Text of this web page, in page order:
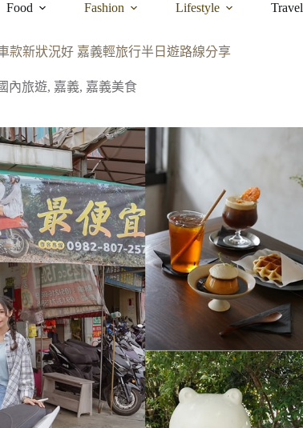
Food Fashion Lifestyle Travel
款新狀況好 嘉義輕旅行半日遊路線分享
內旅遊, 嘉義, 嘉義美食